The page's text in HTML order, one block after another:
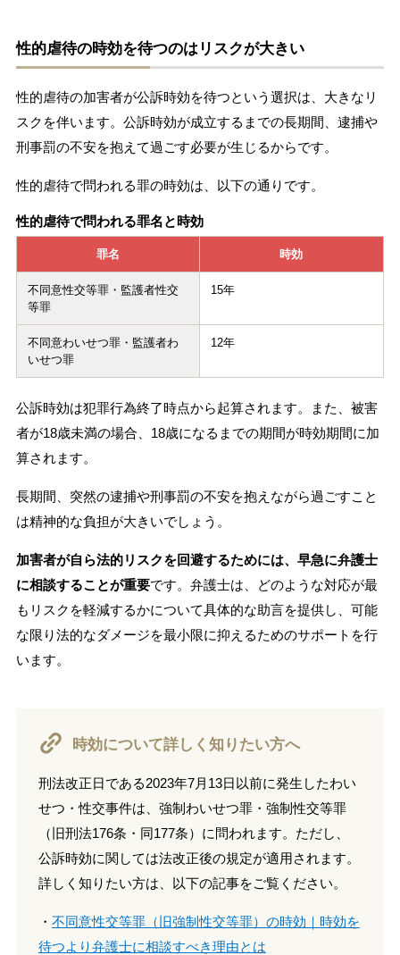
性的虐待の時効を待つのはリスクが大きい
性的虐待の加害者が公訴時効を待つという選択は、大きなリ
スクを伴います。公訴時効が成立するまでの長期間、逮捕や
刑事罰の不安を抱えて過ごす必要が生じるからです。
性的虐待で問われる罪の時効は、以下の通りです。
性的虐待で問われる罪名と時効
罪名 時効
不同意性交等罪・監護者性交
等罪
15年
不同意わいせつ罪・監護者わ
いせつ罪
12年
公訴時効は犯罪行為終了時点から起算されます。また、被害
者が18歳未満の場合、18歳になるまでの期間が時効期間に加
算されます。
長期間、突然の逮捕や刑事罰の不安を抱えながら過ごすこと
は精神的な負担が大きいでしょう。
加害者が自ら法的リスクを回避するためには、早急に弁護士
に相談することが重要です。弁護士は、どのような対応が最
もリスクを軽減するかについて具体的な助言を提供し、可能
な限り法的なダメージを最小限に抑えるためのサポートを行
います。
時効について詳しく知りたい方へ
刑法改正日である2023年7月13日以前に発生したわい
せつ・性交事件は、強制わいせつ罪・強制性交等罪
（旧刑法176条・同177条）に問われます。ただし、
公訴時効に関しては法改正後の規定が適用されます。
詳しく知りたい方は、以下の記事をご覧ください。
・ 不同意性交等罪（旧強制性交等罪）の時効｜時効を
待つより弁護士に相談すべき理由とは